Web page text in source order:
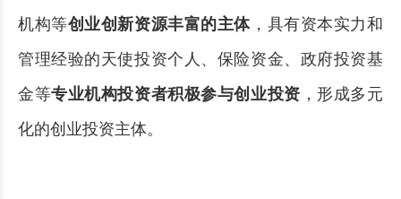
机构等创业创新资源丰富的主体 ，具有资本实力和
管理经验的天使投资个人、保险资金、政府投资基
金等专业机构投资者积极参与创业投资 ，形成多元
化的创业投资主体。